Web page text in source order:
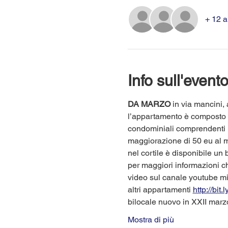
+ 12
Info sull'evento
DA MARZO in via mancini,
l’appartamento è
condominiali comprendenti
maggiorazione di 50 eu al
nel cortile è disponibile un
per maggiori informazioni
video sul canale youtube
altri appartamenti http://
bilocale nuovo in XXII
Mostra di più